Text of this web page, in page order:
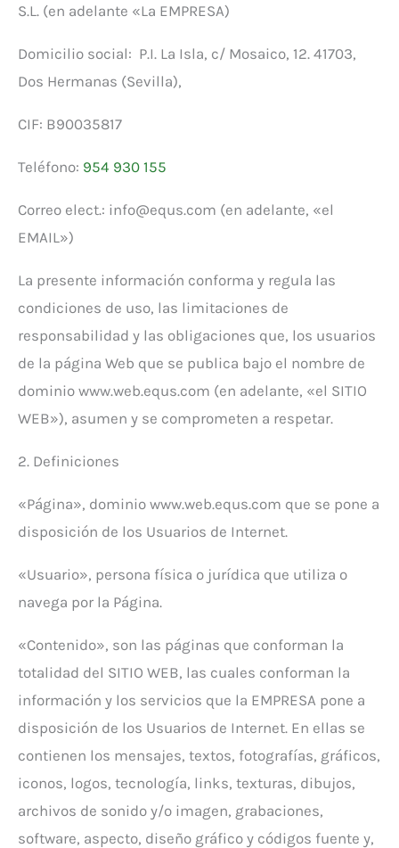
S.L. (en adelante «La EMPRESA)
Domicilio social: P.I. La Isla, c/ Mosaico, 12. 41703,
Dos Hermanas (Sevilla),
CIF: B90035817
Teléfono: 954 930 155
Correo elect.: info@equs.com (en adelante, «el
EMAIL»)
La presente información conforma y regula las
condiciones de uso, las limitaciones de
responsabilidad y las obligaciones que, los usuarios
de la página Web que se publica bajo el nombre de
dominio www.web.equs.com (en adelante, «el SITIO
WEB»), asumen y se comprometen a respetar.
2. Definiciones
«Página», dominio www.web.equs.com que se pone a
disposición de los Usuarios de Internet.
«Usuario», persona física o jurídica que utiliza o
navega por la Página.
«Contenido», son las páginas que conforman la
totalidad del SITIO WEB, las cuales conforman la
información y los servicios que la EMPRESA pone a
disposición de los Usuarios de Internet. En ellas se
contienen los mensajes, textos, fotografías, gráficos,
iconos, logos, tecnología, links, texturas, dibujos,
archivos de sonido y/o imagen, grabaciones,
software, aspecto, diseño gráfico y códigos fuente y,